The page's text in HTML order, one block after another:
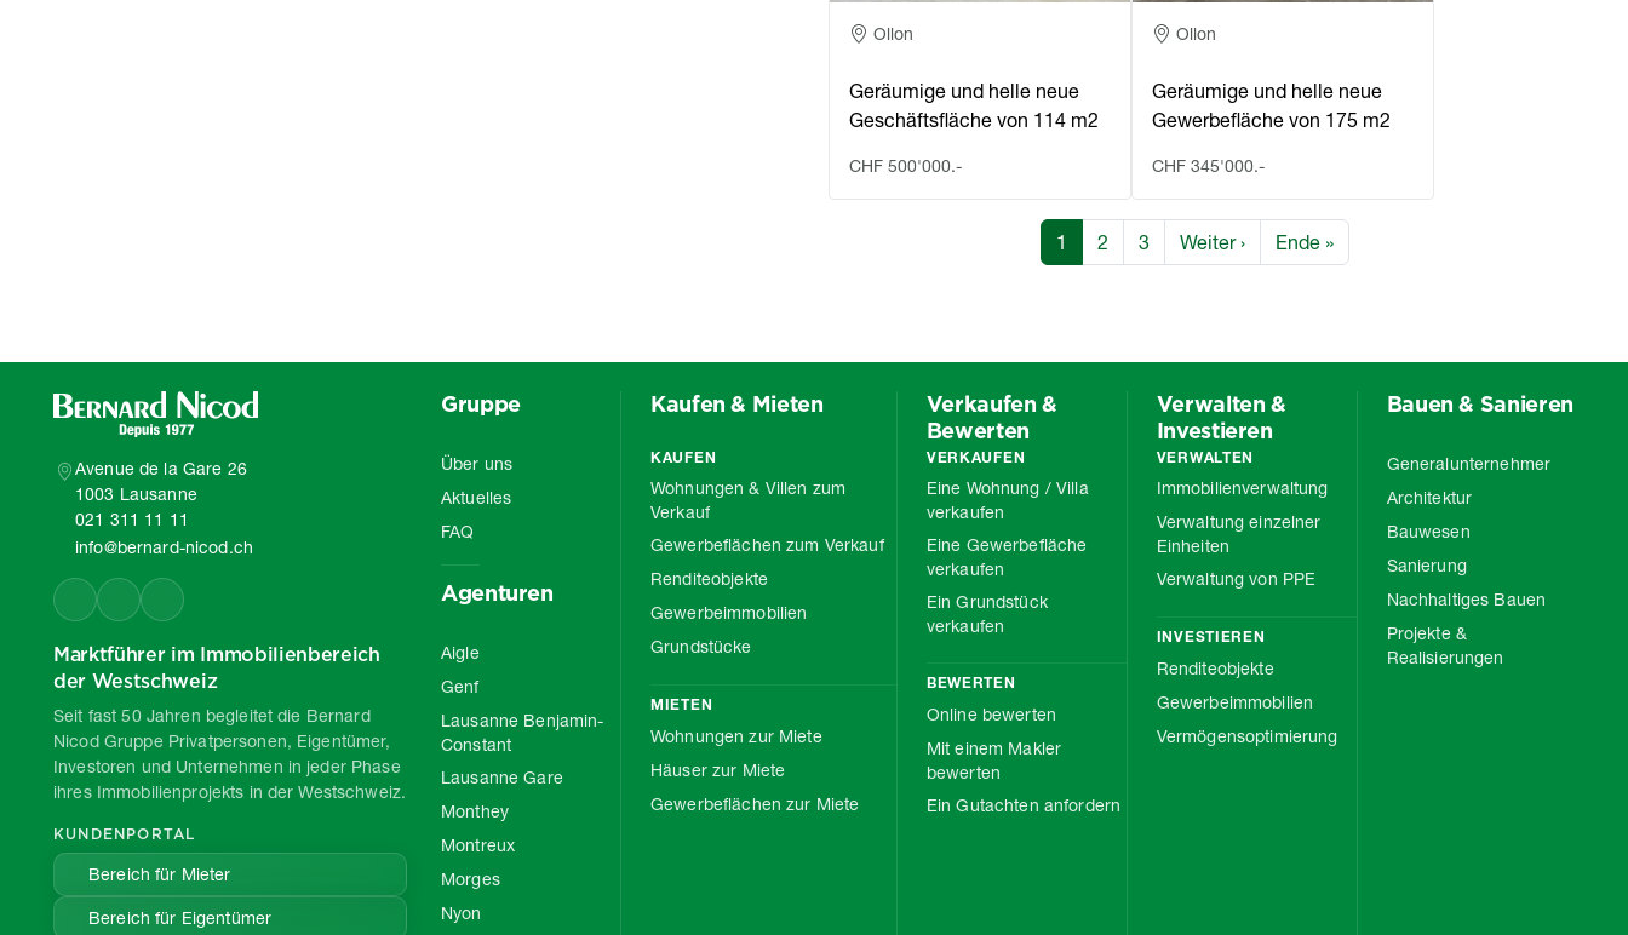
Adresse
Ollon
Geräumige und helle neue
Geschäftsfläche von 114 m2
CHF 500'000.-
Adresse
Ollon
Geräumige und helle neue
Gewerbefläche von 175 m2
CHF 345'000.-
Seitennummerierung
Seite
1 Seite
2 Seite
3 Nächste Seite
Weiter › Letzte Seite
Ende »
Avenue de la Gare 26
1003 Lausanne
021 311 11 11
info@bernard-nicod.ch
Marktführer im Immobilienbereich
der Westschweiz
Seit fast 50 Jahren begleitet die Bernard
Nicod Gruppe Privatpersonen, Eigentümer,
Investoren und Unternehmen in jeder Phase
ihres Immobilienprojekts in der Westschweiz.
KUNDENPORTAL
Bereich für Mieter
Bereich für Eigentümer
Gruppe
Über uns
Aktuelles
FAQ
Agenturen
Aigle
Genf
Lausanne Benjamin-
Constant
Lausanne Gare
Monthey
Montreux
Morges
Nyon
Kaufen & Mieten
KAUFEN
Wohnungen & Villen zum
Verkauf
Gewerbeflächen zum Verkauf
Renditeobjekte
Gewerbeimmobilien
Grundstücke
MIETEN
Wohnungen zur Miete
Häuser zur Miete
Gewerbeflächen zur Miete
Verkaufen &
Bewerten
VERKAUFEN
Eine Wohnung / Villa
verkaufen
Eine Gewerbefläche
verkaufen
Ein Grundstück
verkaufen
BEWERTEN
Online bewerten
Mit einem Makler
bewerten
Ein Gutachten anfordern
Verwalten &
Investieren
VERWALTEN
Immobilienverwaltung
Verwaltung einzelner
Einheiten
Verwaltung von PPE
INVESTIEREN
Renditeobjekte
Gewerbeimmobilien
Vermögensoptimierung
Bauen & Sanieren
Generalunternehmer
Architektur
Bauwesen
Sanierung
Nachhaltiges Bauen
Projekte &
Realisierungen